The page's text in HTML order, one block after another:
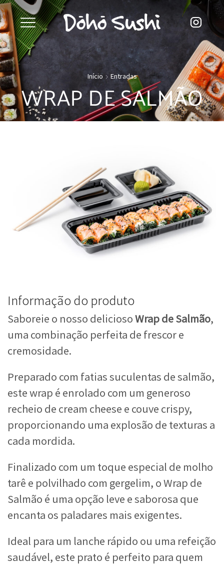
Início Entradas
WRAP DE SALMÃO
Informação do produto
Saboreie o nosso deliciosoWrap de Salmão,
uma combinação perfeita de frescor e
cremosidade.
Preparado com fatias suculentas de salmão,
este wrap é enrolado com um generoso
recheio de cream cheese e couve crispy,
proporcionando uma explosão de texturas a
cada mordida.
Finalizado com um toque especial de molho
tarê e polvilhado com gergelim, o Wrap de
Salmão é uma opção leve e saborosa que
encanta os paladares mais exigentes.
Ideal para um lanche rápido ou uma refeição
saudável, este prato é perfeito para quem